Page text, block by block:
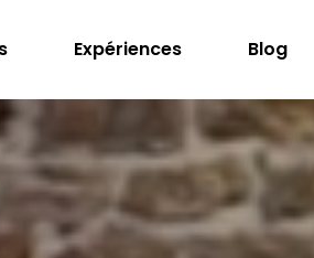
Expériences Blog